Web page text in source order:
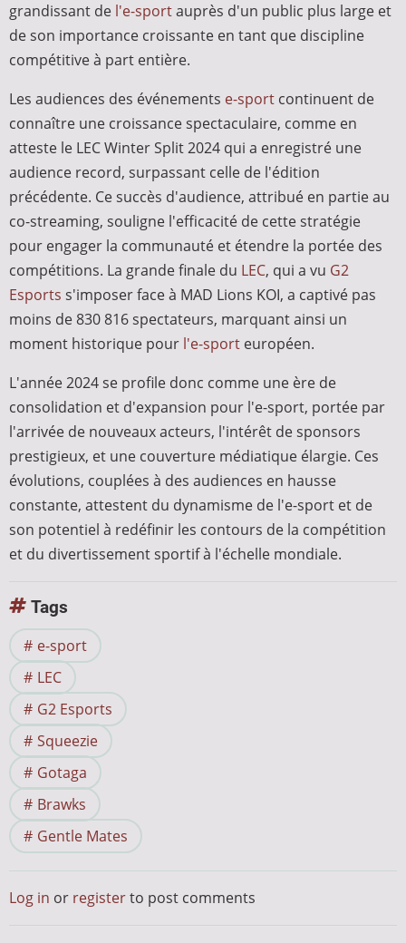
grandissant de l'e-sportauprès d'un public plus large et
de son importance croissante en tant que discipline
compétitive à part entière.
Les audiences des événements e-sport continuent de
connaître une croissance spectaculaire, comme en
atteste le LEC Winter Split 2024 qui a enregistré une
audience record, surpassant celle de l'édition
précédente. Ce succès d'audience, attribué en partie au
co-streaming, souligne l'efficacité de cette stratégie
pour engager la communauté et étendre la portée des
compétitions. La grande finale du LEC, qui a vu G2
Esports s'imposer face à MAD Lions KOI, a captivé pas
moins de 830 816 spectateurs, marquant ainsi un
moment historique pour l'e-sport européen.
L'année 2024 se profile donc comme une ère de
consolidation et d'expansion pour l'e-sport, portée par
l'arrivée de nouveaux acteurs, l'intérêt de sponsors
prestigieux, et une couverture médiatique élargie. Ces
évolutions, couplées à des audiences en hausse
constante, attestent du dynamisme de l'e-sport et de
son potentiel à redéfinir les contours de la compétition
et du divertissement sportif à l'échelle mondiale.
Tags
e-sport
LEC
G2 Esports
Squeezie
Gotaga
Brawks
Gentle Mates
Log in or registerto post comments